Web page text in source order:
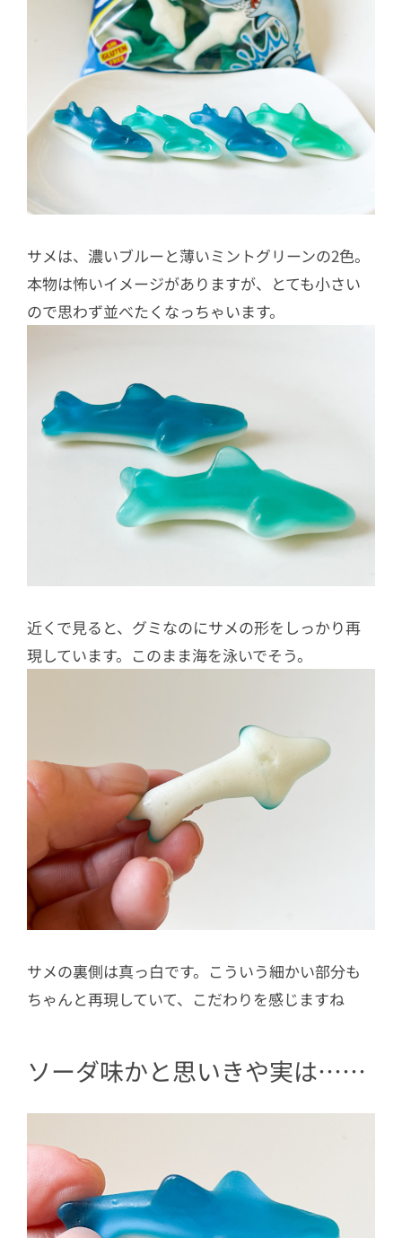
サメは、濃いブルーと薄いミントグリーンの2色。
本物は怖いイメージがありますが、とても小さい
ので思わず並べたくなっちゃいます。
近くで見ると、グミなのにサメの形をしっかり再
現しています。このまま海を泳いでそう。
サメの裏側は真っ白です。こういう細かい部分も
ちゃんと再現していて、こだわりを感じますね
ソーダ味かと思いきや実は……